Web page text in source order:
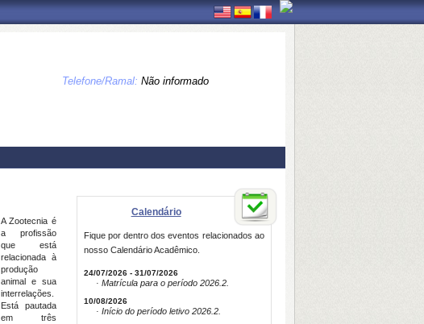
Telefone/Ramal: Não informado
A Zootecnia é
a profissão
que está
relacionada à
produção
animal e sua
interrelações.
Está pautada
em três
Calendário
Fique por dentro dos eventos relacionados ao
nosso Calendário Acadêmico.
24/07/2026 - 31/07/2026
· Matrícula para o período 2026.2.
10/08/2026
· Início do período letivo 2026.2.